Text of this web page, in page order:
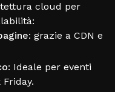
cloud per
: grazie a CDN e
: Ideale per eventi